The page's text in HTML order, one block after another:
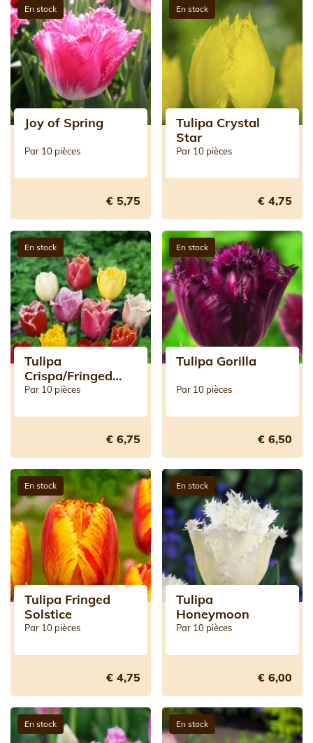
En stock
Joy of Spring
Par 10 pièces
€ 5,75
En stock
Tulipa Crystal
Star
Par 10 pièces
€ 4,75
En stock
Tulipa
Crispa/Fringed
Mixed
Par 10 pièces
€ 6,75
En stock
Tulipa Gorilla
Par 10 pièces
€ 6,50
En stock
Tulipa Fringed
Solstice
Par 10 pièces
€ 4,75
En stock
Tulipa
Honeymoon
Par 10 pièces
€ 6,00
En stock En stock